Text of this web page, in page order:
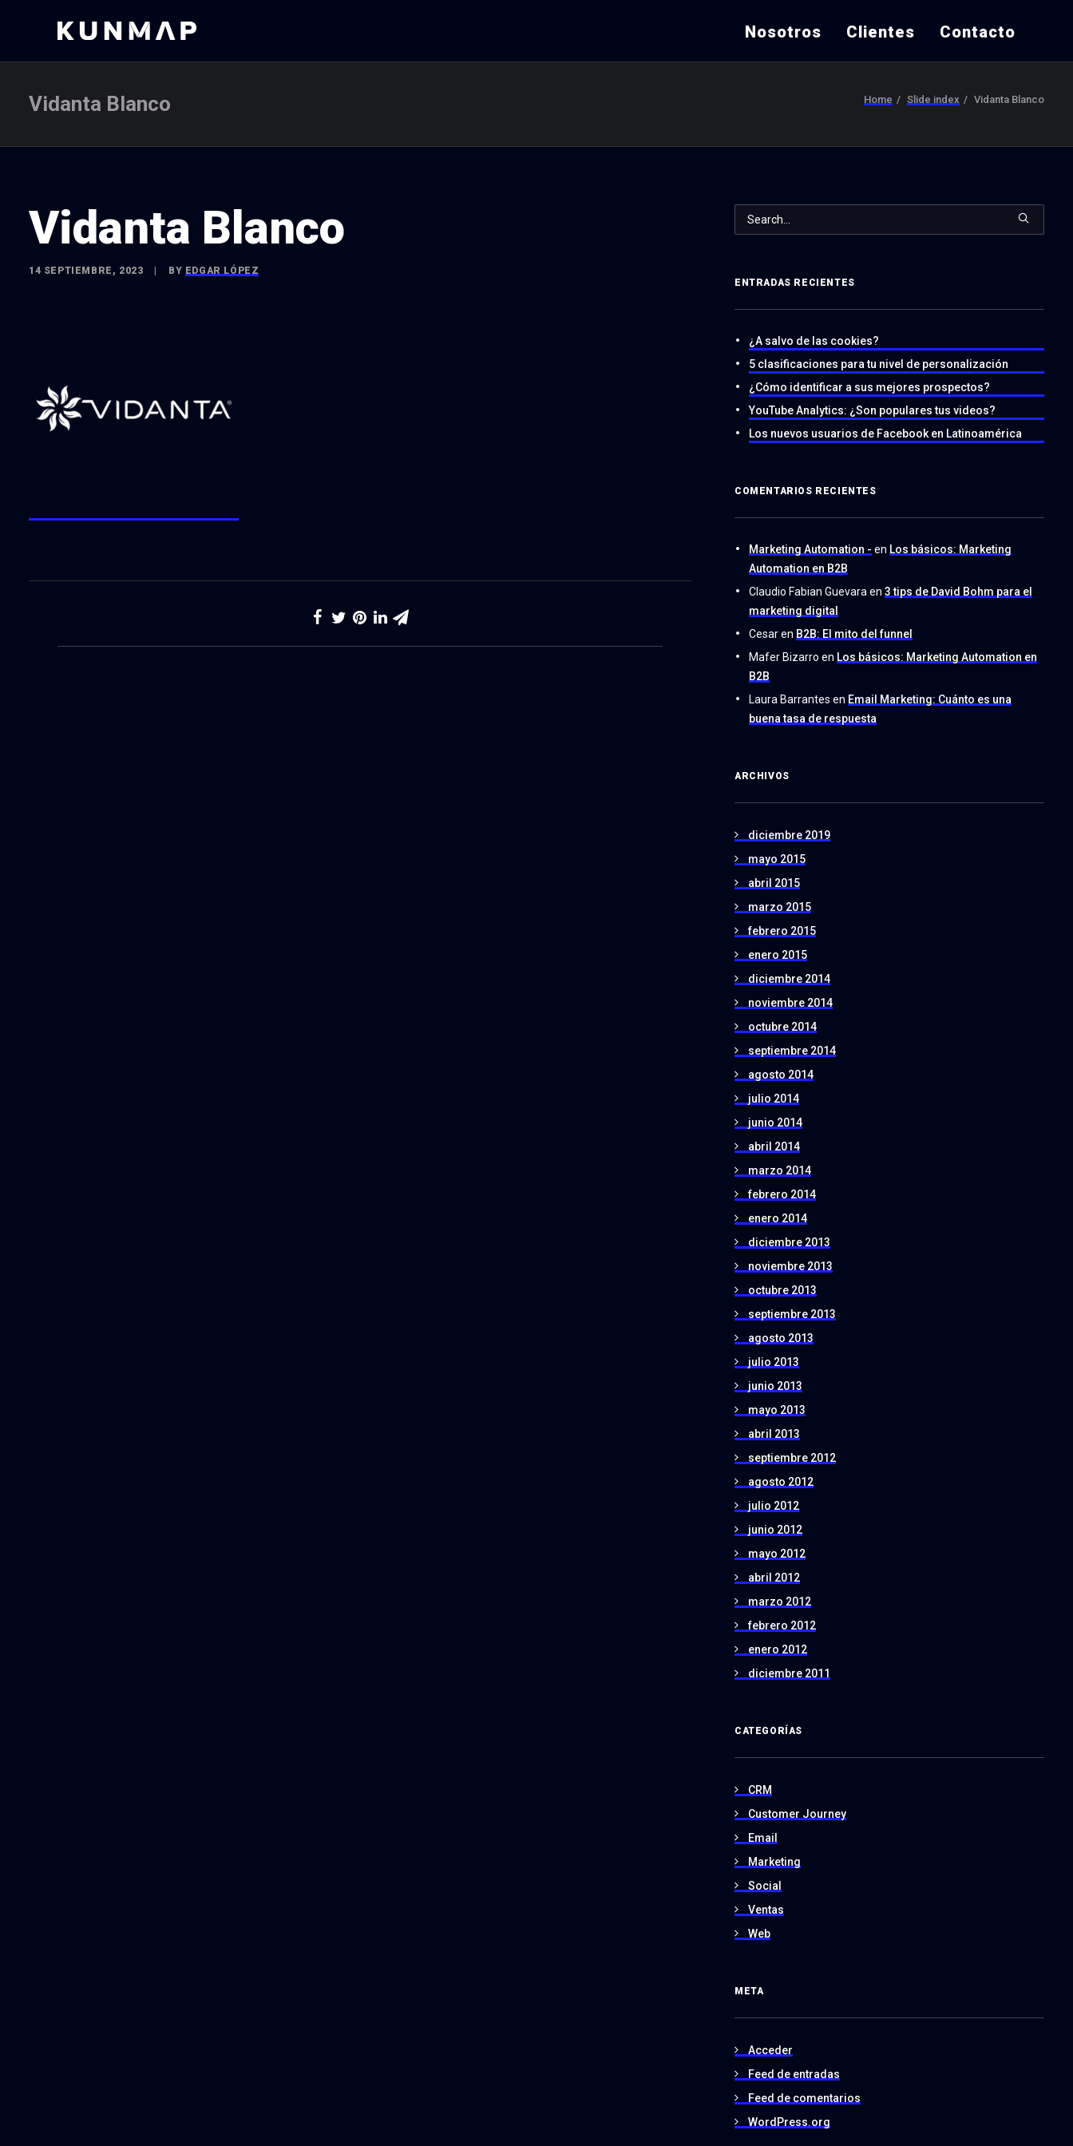
Nosotros Clientes Contacto
Vidanta Blanco Home Slide index Vidanta Blanco
Vidanta Blanco
14 SEPTIEMBRE, 2023 BY EDGAR LÓPEZ
ENTRADAS RECIENTES
¿A salvo de las cookies?
5 clasificaciones para tu nivel de personalización
¿Cómo identificar a sus mejores prospectos?
YouTube Analytics: ¿Son populares tus videos?
Los nuevos usuarios de Facebook en Latinoamérica
COMENTARIOS RECIENTES
Marketing Automation - en Los básicos: Marketing
Automation en B2B
Claudio Fabian Guevara en 3 tips de David Bohm para el
marketing digital
Cesaren B2B: El mito del funnel
Mafer Bizarro en Los básicos: Marketing Automation en
B2B
Laura Barrantes en Email Marketing: Cuánto es una
buena tasa de respuesta
ARCHIVOS
diciembre 2019
mayo 2015
abril 2015
marzo 2015
febrero 2015
enero 2015
diciembre 2014
noviembre 2014
octubre 2014
septiembre 2014
agosto 2014
julio 2014
junio 2014
abril 2014
marzo 2014
febrero 2014
enero 2014
diciembre 2013
noviembre 2013
octubre 2013
septiembre 2013
agosto 2013
julio 2013
junio 2013
mayo 2013
abril 2013
septiembre 2012
agosto 2012
julio 2012
junio 2012
mayo 2012
abril 2012
marzo 2012
febrero 2012
enero 2012
diciembre 2011
CATEGORÍAS
CRM
Customer Journey
Email
Marketing
Social
Ventas
Web
META
Acceder
Feed de entradas
Feed de comentarios
WordPress.org